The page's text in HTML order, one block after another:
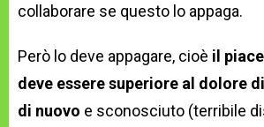
collaborare se questo lo appaga.
Però lo deve appagare, cioè il
deve essere superiore al dolore
di nuovo e sconosciuto (terribile